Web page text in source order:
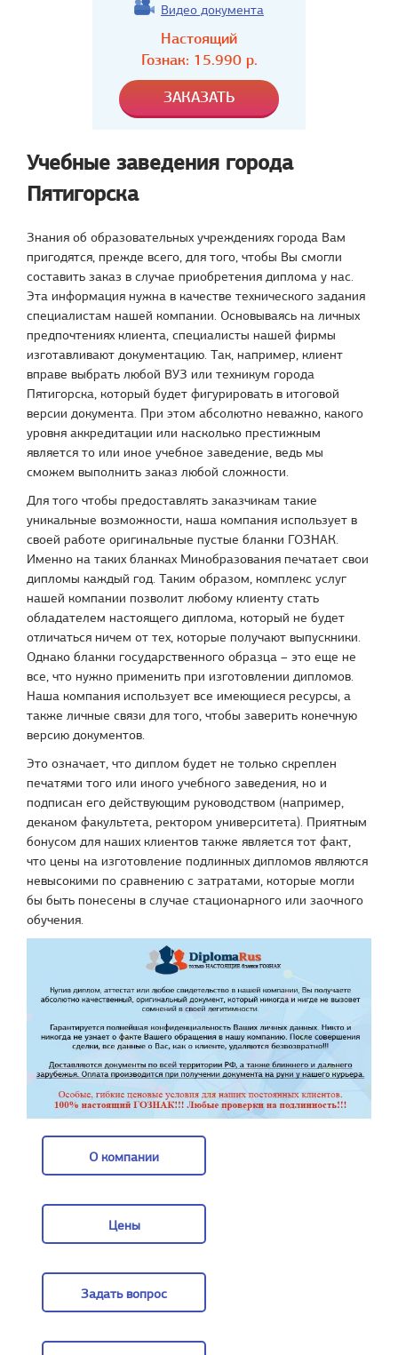
Видео документа
Настоящий
Гознак: 15.990р.
Учебные заведения города
Пятигорска
Знания об образовательных учреждениях города Вам
пригодятся, прежде всего, для того, чтобы Вы смогли
составить заказ в случае приобретения диплома у нас.
Эта информация нужна в качестве технического задания
специалистам нашей компании. Основываясь на личных
предпочтениях клиента, специалисты нашей фирмы
изготавливают документацию. Так, например, клиент
вправе выбрать любой ВУЗ или техникум города
Пятигорска, который будет фигурировать в итоговой
версии документа. При этом абсолютно неважно, какого
уровня аккредитации или насколько престижным
является то или иное учебное заведение, ведь мы
сможем выполнить заказ любой сложности.
Для того чтобы предоставлять заказчикам такие
уникальные возможности, наша компания использует в
своей работе оригинальные пустые бланки ГОЗНАК.
Именно на таких бланках Минобразования печатает свои
дипломы каждый год. Таким образом, комплекс услуг
нашей компании позволит любому клиенту стать
обладателем настоящего диплома, который не будет
отличаться ничем от тех, которые получают выпускники.
Однако бланки государственного образца – это еще не
все, что нужно применить при изготовлении дипломов.
Наша компания использует все имеющиеся ресурсы, а
также личные связи для того, чтобы заверить конечную
версию документов.
Это означает, что диплом будет не только скреплен
печатями того или иного учебного заведения, но и
подписан его действующим руководством (например,
деканом факультета, ректором университета). Приятным
бонусом для наших клиентов также является тот факт,
что цены на изготовление подлинных дипломов являются
невысокими по сравнению с затратами, которые могли
бы быть понесены в случае стационарного или заочного
обучения.
О компании
Цены
Задать вопрос